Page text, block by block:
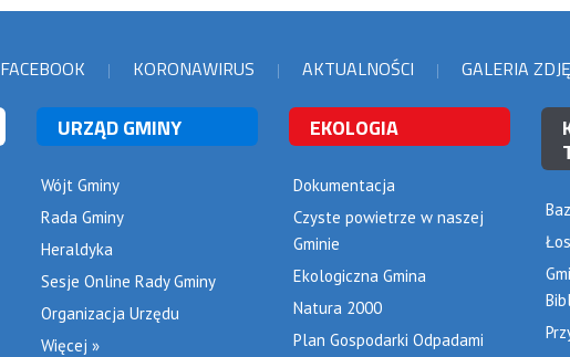
FACEBOOK KORONAWIRUS AKTUALNOŚCI GALERIA
URZĄD GMINY
Wójt Gminy
Rada Gminy
Heraldyka
Sesje Online Rady Gminy
Organizacja Urzędu
Więcej »
EKOLOGIA
Dokumentacja
Czyste powietrze w naszej
Gminie
Ekologiczna Gmina
Natura 2000
Plan Gospodarki Odpadami